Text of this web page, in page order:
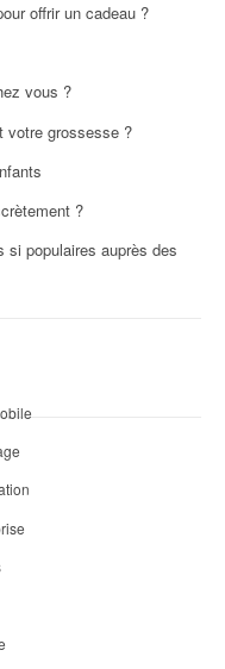
offrir un cadeau ?
vous ?
votre grossesse ?
?
populaires auprès des